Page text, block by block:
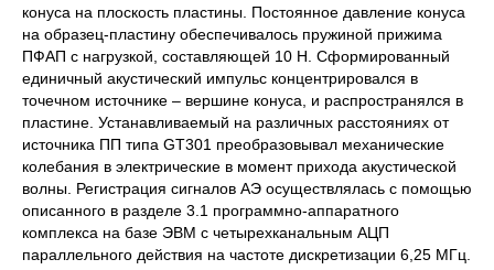
конуса на плоскость пластины. Постоянное давление конуса
на образец-пластину обеспечивалось пружиной прижима
ПФАП с нагрузкой, составляющей 10 Н. Сформированный
единичный акустический импульс концентрировался в
точечном источнике – вершине конуса, и распространялся в
пластине. Устанавливаемый на различных расстояниях от
источника ПП типа GT301 преобразовывал механические
колебания в электрические в момент прихода акустической
волны. Регистрация сигналов АЭ осуществлялась с помощью
описанного в разделе 3.1 программно-аппаратного
комплекса на базе ЭВМ с четырехканальным АЦП
параллельного действия на частоте дискретизации 6,25 МГц.